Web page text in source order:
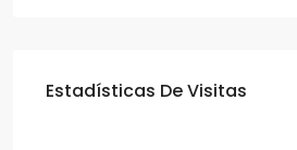
Estadísticas De Visitas